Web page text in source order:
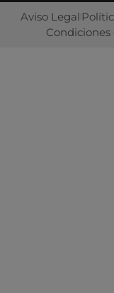
Aviso Legal